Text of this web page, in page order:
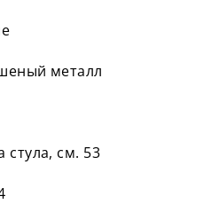
металл
стула, см. 53